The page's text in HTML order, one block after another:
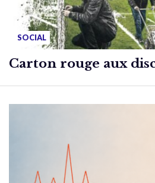
SOCIAL
Carton rouge aux